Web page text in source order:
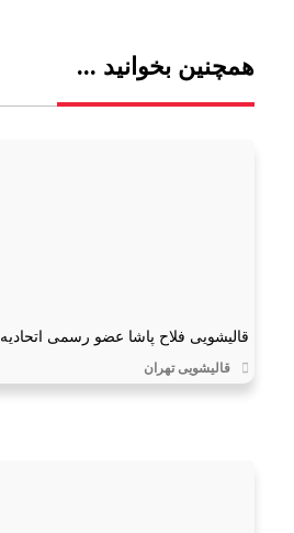
همچنین بخوانید ...
قالیشویی فلاح پاشا عضو رسمی اتحادیه
قالیشویی تهران